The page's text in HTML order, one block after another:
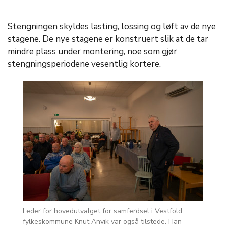
Stengningen skyldes lasting, lossing og løft av de nye
stagene. De nye stagene er konstruert slik at de tar
mindre plass under montering, noe som gjør
stengningsperiodene vesentlig kortere.
Leder for hovedutvalget for samferdsel i Vestfold
fylkeskommune Knut Anvik var også tilstede. Han